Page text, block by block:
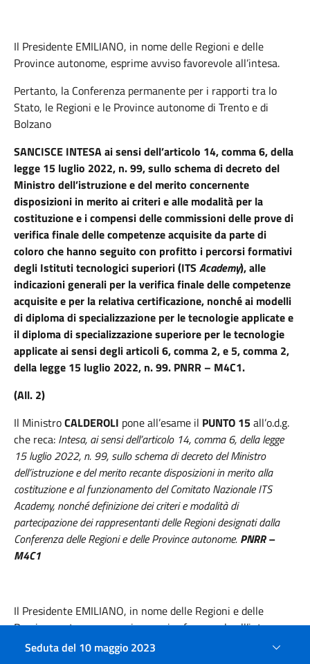
Il Presidente EMILIANO, in nome delle Regioni e delle
Province autonome, esprime avviso favorevole all’intesa.
Pertanto, la Conferenza permanente per i rapporti tra lo
Stato, le Regioni e le Province autonome di Trento e di
Bolzano
SANCISCE INTESA ai sensi dell’articolo 14, comma 6, della
legge 15 luglio 2022, n. 99, sullo schema di decreto del
Ministro dell’istruzione e del merito concernente
disposizioni in merito ai criteri e alle modalità per la
costituzione e i compensi delle commissioni delle prove di
verifica finale delle competenze acquisite da parte di
coloro che hanno seguito con profitto i percorsi formativi
degli Istituti tecnologici superiori (ITS Academy), alle
indicazioni generali per la verifica finale delle competenze
acquisite e per la relativa certificazione, nonché ai modelli
di diploma di specializzazione per le tecnologie applicate e
il diploma di specializzazione superiore per le tecnologie
applicate ai sensi degli articoli 6, comma 2, e 5, comma 2,
della legge 15 luglio 2022, n. 99. PNRR – M4C1.
(All. 2)
Il MinistroCALDEROLI pone all’esame il PUNTO 15all’o.d.g.
che reca: Intesa, ai sensi dell’articolo 14, comma 6, della legge
15 luglio 2022, n. 99, sullo schema di decreto del Ministro
dell’istruzione e del merito recante disposizioni in merito alla
costituzione e al funzionamento del Comitato Nazionale ITS
Academy, nonché definizione dei criteri e modalità di
partecipazione dei rappresentanti delle Regioni designati dalla
Conferenza delle Regioni e delle Province autonome. PNRR –
M4C1
Il Presidente EMILIANO, in nome delle Regioni e delle
Province autonome, esprime avviso favorevole all’intesa.
Pertanto, la Conferenza permanente per i rapporti tra lo
Seduta del 10 maggio 2023